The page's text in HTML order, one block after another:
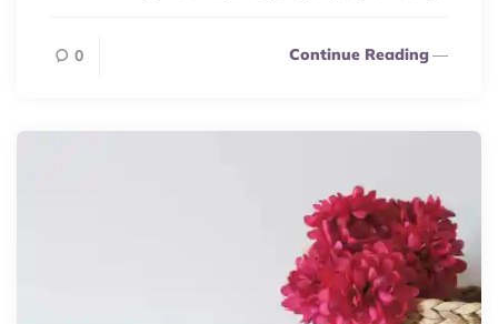
Continue Reading
0